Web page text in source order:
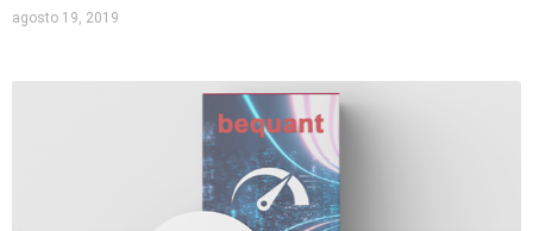
agosto 19, 2019